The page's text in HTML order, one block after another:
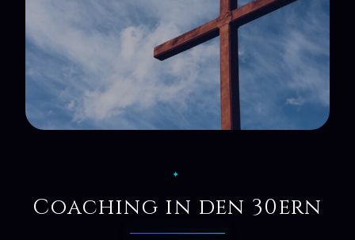
✦
Coaching in den 30ern